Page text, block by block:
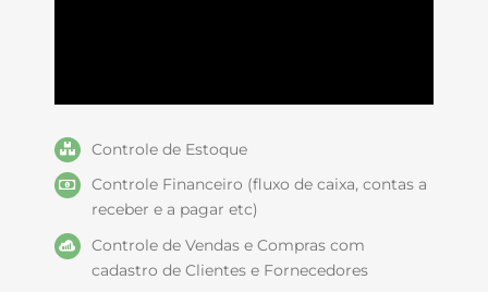
Controle de Estoque
Controle Financeiro (fluxo de caixa, contas a
receber e a pagar etc)
Controle de Vendas e Compras com
cadastro de Clientes e Fornecedores